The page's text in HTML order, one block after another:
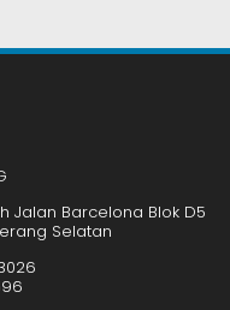
Jalan Barcelona Blok D5
Selatan